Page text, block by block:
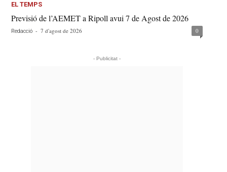
EL TEMPS
Previsió de l’AEMET a Ripoll avui 7 de Agost de 2026
Redacció - 7 d'agost de 2026 0
- Publicitat -